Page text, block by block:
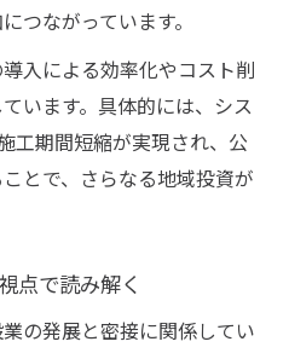
つながっています。
入による効率化やコスト削
います。具体的には、シス
工期間短縮が実現され、公
とで、さらなる地域投資が
点で読み解く
の発展と密接に関係してい